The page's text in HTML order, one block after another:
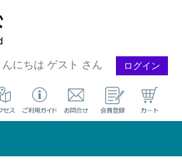
んにちは ゲスト さん ログイン